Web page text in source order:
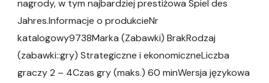
nagrody, w tym najbardziej prestiżowa Spiel des
Jahres.Informacje o produkcieNr
katalogowy9738Marka (Zabawki) BrakRodzaj
(zabawki::gry) Strategiczne i ekonomiczneLiczba
graczy 2 – 4Czas gry (maks.) 60 minWersja językowa